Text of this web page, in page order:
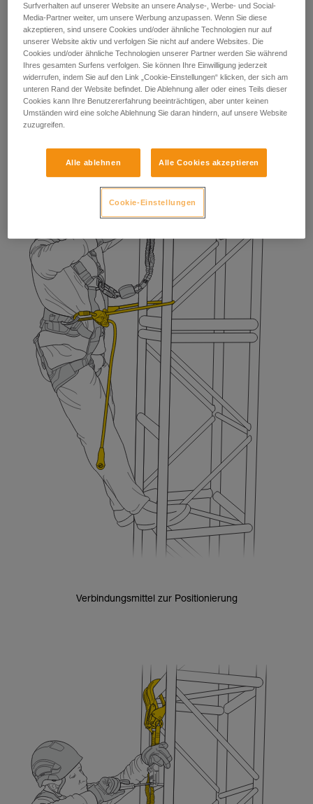
bequemen Position gehalten. Das Verbindungsmittel zur
Absturzsicherung gewährleistet dabei, dass ein möglicher
Sturz während der Handhabung des Verbindungsmittel zur
Positionierung aufgefangen wird.
Verbindungsmittel zur Positionierung
Surfverhalten auf unserer Website an unsere Analyse-, Werbe- und Social-
Media-Partner weiter, um unsere Werbung anzupassen. Wenn Sie diese
akzeptieren, sind unsere Cookies und/oder ähnliche Technologien nur auf
unserer Website aktiv und verfolgen Sie nicht auf andere Websites. Die
Cookies und/oder ähnliche Technologien unserer Partner werden Sie während
Ihres gesamten Surfens verfolgen. Sie können Ihre Einwilligung jederzeit
widerrufen, indem Sie auf den Link „Cookie-Einstellungen“ klicken, der sich am
unteren Rand der Website befindet. Die Ablehnung aller oder eines Teils dieser
Cookies kann Ihre Benutzererfahrung beeinträchtigen, aber unter keinen
Umständen wird eine solche Ablehnung Sie daran hindern, auf unsere Website
zuzugreifen.
Alle ablehnen Alle Cookies akzeptieren
Cookie-Einstellungen